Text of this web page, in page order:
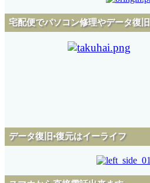
宅配便でパソコン修理やデータ復旧
データ復旧•復元はイーライフ